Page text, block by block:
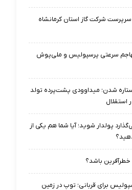
شرکت گاز استان کرمانشاه
سرعتی پرسپولیس و ملی‌پوش
شدن؛ میداوودی پشت‌پرده تولد
استقلال
پولدار شوید؛ آیا شما هم یکی از
خطرآفرین باشد؟
برای قربانی؛ توپ در زمین